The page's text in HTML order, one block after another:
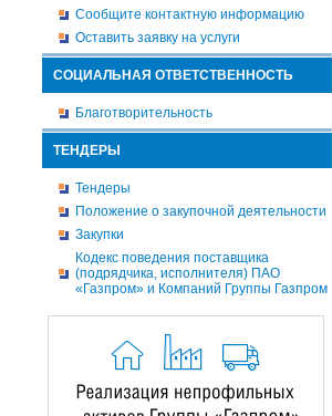
Сообщите контактную информацию
Оставить заявку на услуги
СОЦИАЛЬНАЯ ОТВЕТСТВЕННОСТЬ
Благотворительность
ТЕНДЕРЫ
Тендеры
Положение о закупочной деятельности
Закупки
Кодекс поведения поставщика
(подрядчика, исполнителя) ПАО
«Газпром» и Компаний Группы Газпром